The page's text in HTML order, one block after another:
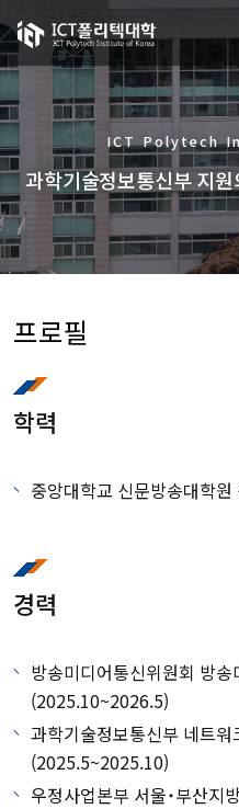
ICT Polytech
과학기술정보통신부 지
프로필
학력
중앙대학교 신문방송대학
경력
방송미디어통신위원회 방
(2025.10~2026.5)
과학기술정보통신부 네트
(2025.5~2025.10)
우정사업본부 서울˙부산지